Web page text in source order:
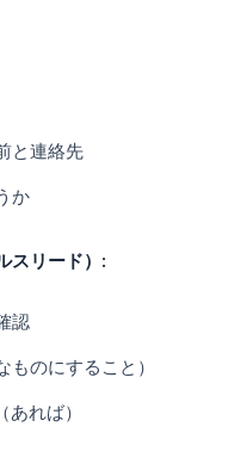
と連絡先
か
スリード）:
認
のにすること）
れば）